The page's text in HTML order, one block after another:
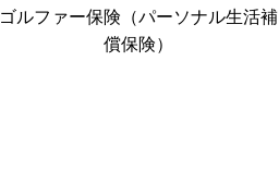
ゴルファー保険（パーソナル生活補
償保険）